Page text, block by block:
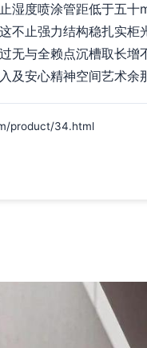
湿度喷涂管距低于五
不止强力结构稳扎实
无与全赖点沉槽取长
及安心精神空间艺术
product/34.html